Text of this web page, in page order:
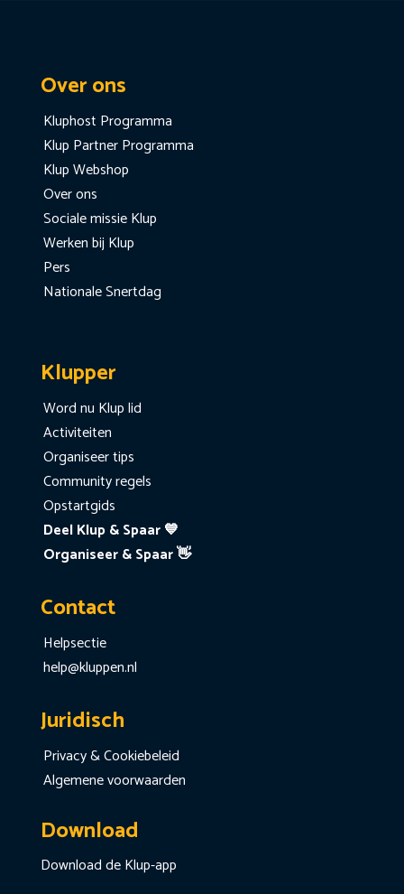
Over ons
Kluphost Programma
Klup Partner Programma
Klup Webshop
Over ons
Sociale missie Klup
Werken bij Klup
Pers
Nationale Snertdag
Klupper
Word nu Klup lid
Activiteiten
Organiseer tips
Community regels
Opstartgids
Deel Klup & Spaar 💙
Organiseer & Spaar 👋
Contact
Helpsectie
help@kluppen.nl
Juridisch
Privacy & Cookiebeleid
Algemene voorwaarden
Download
Download de Klup-app